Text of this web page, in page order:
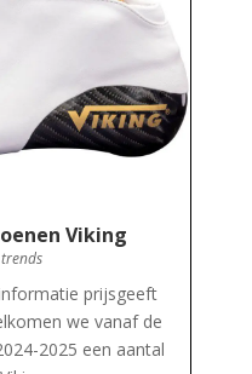
Viking
prijsgeeft
we vanaf de
2025 een aantal